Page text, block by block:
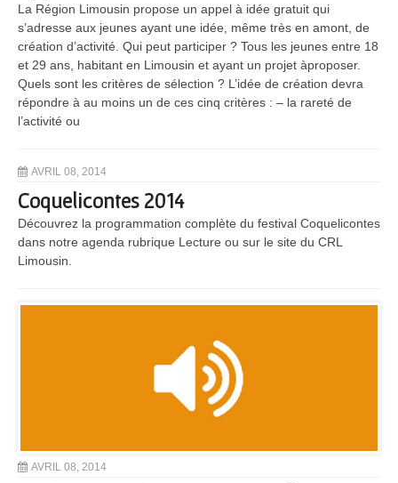
La Région Limousin propose un appel à idée gratuit qui
s’adresse aux jeunes ayant une idée, même très en amont, de
création d’activité. Qui peut participer ? Tous les jeunes entre 18
et 29 ans, habitant en Limousin et ayant un projet àproposer.
Quels sont les critères de sélection ? L’idée de création devra
répondre à au moins un de ces cinq critères : – la rareté de
l’activité ou
AVRIL 08, 2014
Coquelicontes 2014
Découvrez la programmation complète du festival Coquelicontes
dans notre agenda rubrique Lecture ou sur le site du CRL
Limousin.
AVRIL 08, 2014